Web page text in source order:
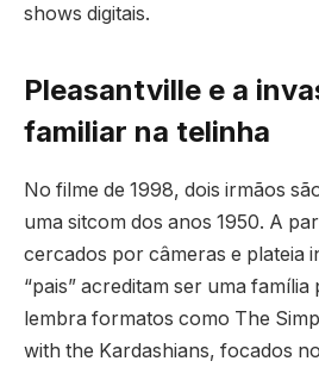
shows digitais.
Pleasantville e a
familiar na telinha
No filme de 1998, dois irmãos
uma sitcom dos anos 1950. A
cercados por câmeras e plateia
“pais” acreditam ser uma
lembra formatos como The
with the Kardashians, focados